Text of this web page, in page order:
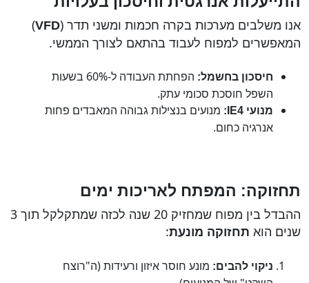
אנו משלבים מערכות בקרה חכמות ומשני תדר (VFD
)
המאפשרים למפוח לעבוד בהתאם לצורך הממשי.
חיסכון בחשמל:
הפחתת העבודה ל-60% בשעות
השפל חוסכת סכומי עתק.
מנועי IE4
: מנועים בנצילות גבוהה המאבדים פחות
אנרגיה כחום.
תחזוקה: המפתח לאריכות ימים
ההבדל בין מפוח שמחזיק 20 שנה לכזה שמתקלקל תוך 3
שנים הוא תחזוקה מונעת:
ניקוי להבים: מונע חוסר איזון ורעידות (ה"רוצח